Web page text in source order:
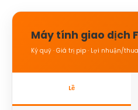
Máy tính giao dịch
Ký quỹ · Giá trị pip · Lợi nhuận/
Lề